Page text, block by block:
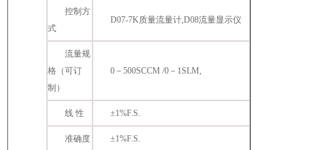
控制方
式
D07-7K质量流量计,D08流量显示仪
流量规
格（可订
制）
0－500SCCM /0－1SLM,
线 性 ±1%F.S.
准确度 ±1%F.S.